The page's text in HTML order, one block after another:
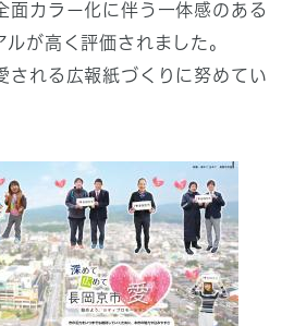
面カラー化に伴う一体感のある
ルが高く評価されました。
される広報紙づくりに努めてい